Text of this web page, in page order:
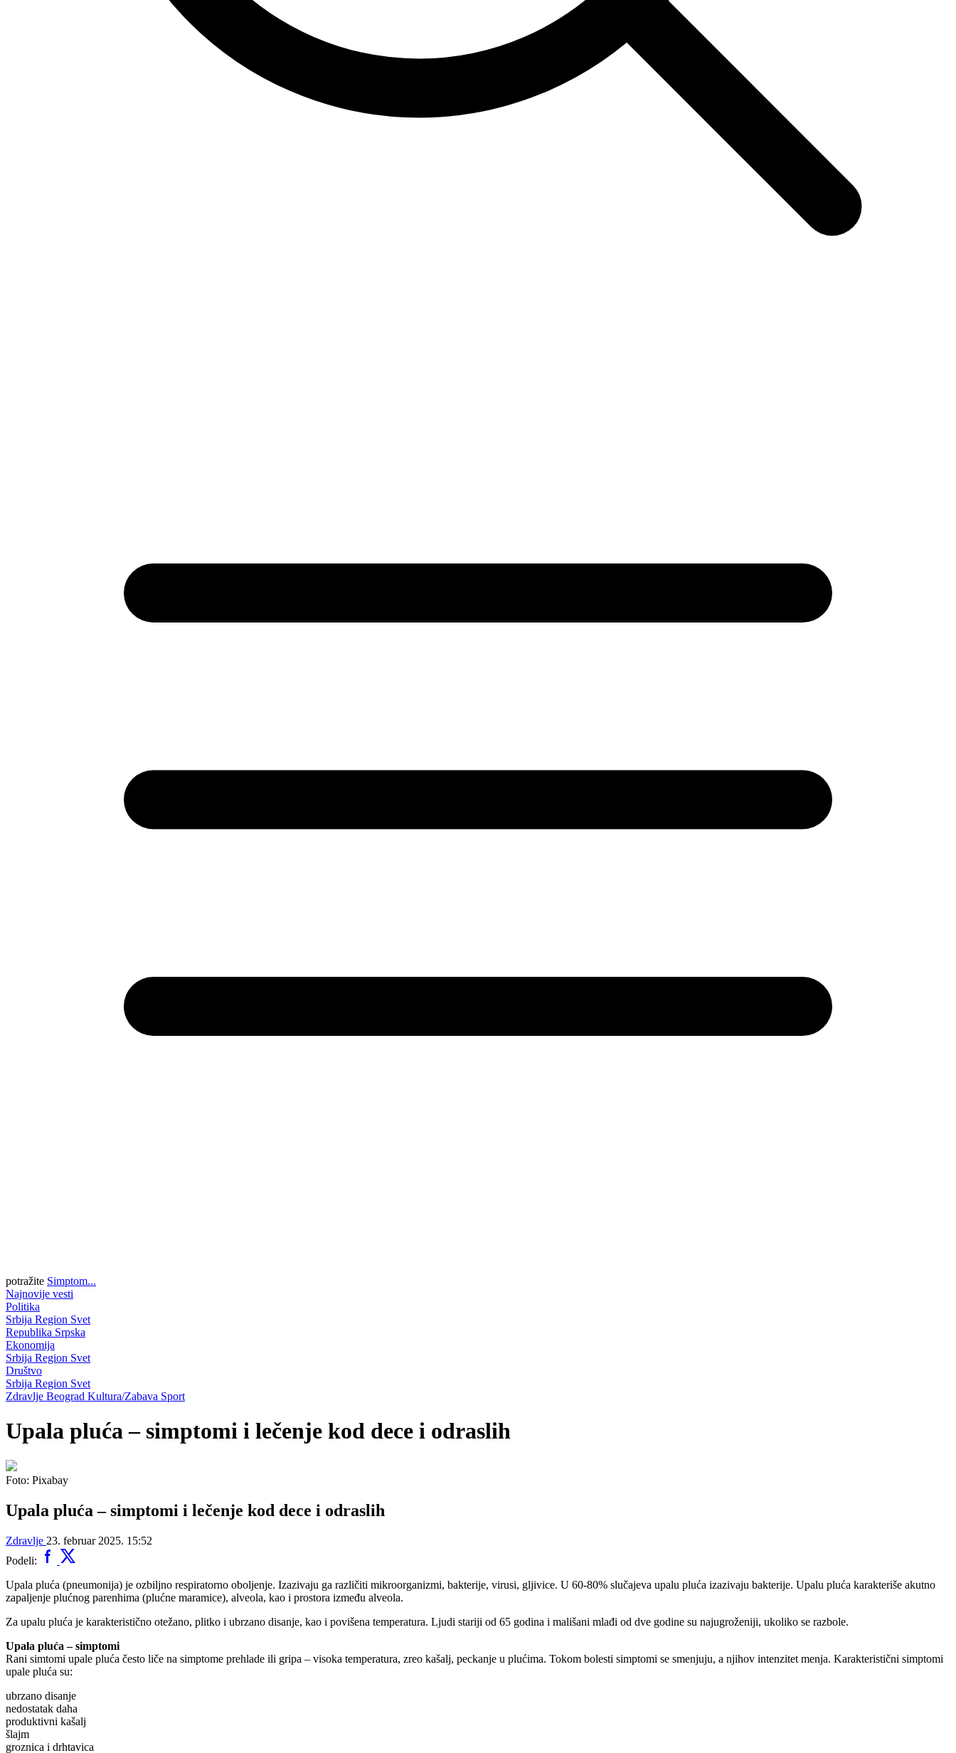
potražite Simptom...
Najnovije vesti
Politika
Srbija Region Svet
Republika Srpska
Ekonomija
Srbija Region Svet
Društvo
Srbija Region Svet
Zdravlje Beograd Kultura/Zabava Sport
Upala pluća – simptomi i lečenje kod dece i odraslih
Foto: Pixabay
Upala pluća – simptomi i lečenje kod dece i odraslih
Zdravlje 23. februar 2025. 15:52
Podeli:
Upala pluća (pneumonija) je ozbiljno respiratorno oboljenje. Izazivaju ga različiti mikroorganizmi, bakterije, virusi, gljivice. U 60-80% slučajeva upalu pluća izazivaju bakterije. Upalu pluća karakteriše akutno
zapaljenje plućnog parenhima (plućne maramice), alveola, kao i prostora između alveola.
Za upalu pluća je karakteristično otežano, plitko i ubrzano disanje, kao i povišena temperatura. Ljudi stariji od 65 godina i mališani mlađi od dve godine su najugroženiji, ukoliko se razbole.
Upala pluća – simptomi
Rani simtomi upale pluća često liče na simptome prehlade ili gripa – visoka temperatura, zreo kašalj, peckanje u plućima. Tokom bolesti simptomi se smenjuju, a njihov intenzitet menja. Karakteristični simptomi
upale pluća su:
ubrzano disanje
nedostatak daha
produktivni kašalj
šlajm
groznica i drhtavica